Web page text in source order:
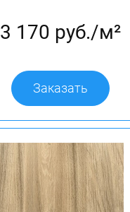
3 170 руб./м²
Заказать